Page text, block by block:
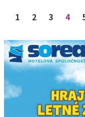
1 2 3 4